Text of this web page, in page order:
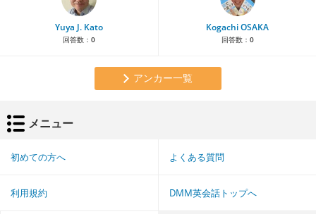
Yuya J. Kato
回答数： 0
Kogachi OSAKA
回答数： 0
アンカー一覧
メニュー
初めての方へ よくある質問
利用規約 DMM英会話トップへ